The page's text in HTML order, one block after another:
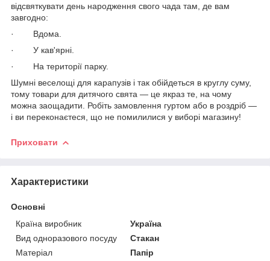
відсвяткувати день народження свого чада там, де вам
завгодно:
· Вдома.
· У кав'ярні.
· На території парку.
Шумні веселощі для карапузів і так обійдеться в круглу суму,
тому товари для дитячого свята — це якраз те, на чому
можна заощадити. Робіть замовлення гуртом або в роздріб —
і ви переконаєтеся, що не помилилися у виборі магазину!
Приховати
Характеристики
Основні
Країна виробник
Україна
Вид одноразового посуду
Стакан
Матеріал
Папір